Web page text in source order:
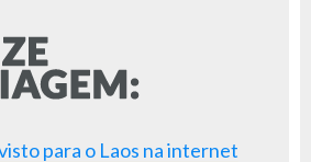
para o Laos na internet